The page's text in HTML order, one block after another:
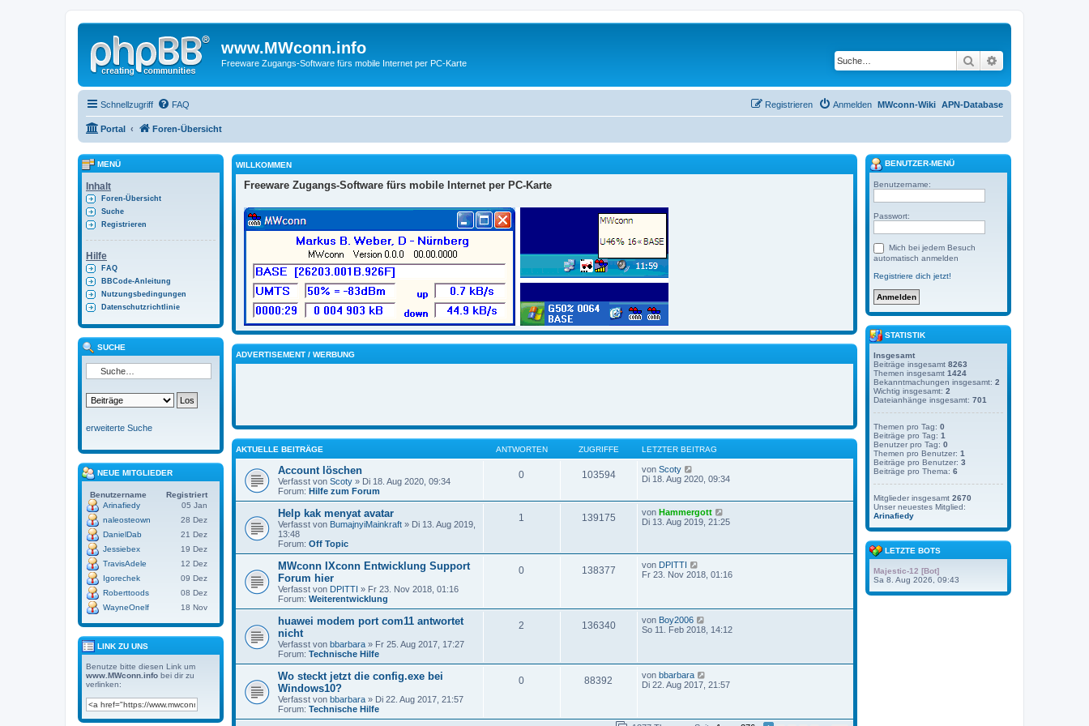
www.MWconn.info
Freeware Zugangs-Software fürs mobile Internet per PC-Karte Suche
Schnellzugriff FAQ APN-Database
MWconn-Wiki
Anmelden
Registrieren
Portal Foren-Übersicht
WILLKOMMEN
Freeware Zugangs-Software fürs mobile Internet per PC-Karte
ADVERTISEMENT / WERBUNG
AKTUELLE BEITRÄGE ANTWORTEN ZUGRIFFE LETZTER BEITRAG
Account löschen
Verfasst von Scoty » Di 18. Aug 2020, 09:34
Forum: Hilfe zum Forum
0 103594 von Scoty
e
t
e
e
i
t
Di 18. Aug 2020, 09:34
Help kak menyat avatar
Verfasst von BumajnyiMainkraft » Di 13. Aug 2019,
13:48
Forum: Off Topic
1 139175 von Hammergott
e
e
r
i
r
Di 13. Aug 2019, 21:25
MWconn IXconn Entwicklung Support
Forum hier
Verfasst von DPITTI » Fr 23. Nov 2018, 01:16
Forum: Weiterentwicklung
0 138377 von DPITTI
e
t
e
r
t
r
a
Fr 23. Nov 2018, 01:16
huawei modem port com11 antwortet
nicht
Verfasst von bbarbara » Fr 25. Aug 2017, 17:27
Forum: Technische Hilfe
2 136340 von Boy2006
e
t
r
So 11. Feb 2018, 14:12
Wo steckt jetzt die config.exe bei
Windows10?
Verfasst von bbarbara » Di 22. Aug 2017, 21:57
Forum: Technische Hilfe
0 88392 von bbarbara
e
t
Di 22. Aug 2017, 21:57
MENÜ
Inhalt
Foren-Übersicht
Suche
Registrieren
Hilfe
FAQ
BBCode-Anleitung
Nutzungsbedingungen
Datenschutzrichtlinie
SUCHE
erweiterte Suche
NEUE MITGLIEDER
Benutzername
Registriert
Arinafiedy
05 Jan
naleosteown
28 Dez
DanielDab
21 Dez
Jessiebex
19 Dez
TravisAdele
12 Dez
Igorechek
09 Dez
Roberttoods
08 Dez
WayneOnelf
18 Nov
LINK ZU UNS
Benutze bitte diesen Link um
www.MWconn.info bei dir zu
verlinken:
BENUTZER-MENÜ
Benutzername:
Passwort:
Mich bei jedem Besuch
automatisch anmelden
Registriere dich jetzt!
STATISTIK
Insgesamt
Beiträge insgesamt 8263
Themen insgesamt 1424
Bekanntmachungen insgesamt: 2
Wichtig insgesamt: 2
Dateianhänge insgesamt: 701
Themen pro Tag: 0
Beiträge pro Tag: 1
Benutzer pro Tag: 0
Themen pro Benutzer: 1
Beiträge pro Benutzer: 3
Beiträge pro Thema: 6
Mitglieder insgesamt 2670
Unser neuestes Mitglied:
Arinafiedy
LETZTE BOTS
Majestic-12 [Bot]
Sa 8. Aug 2026, 09:43